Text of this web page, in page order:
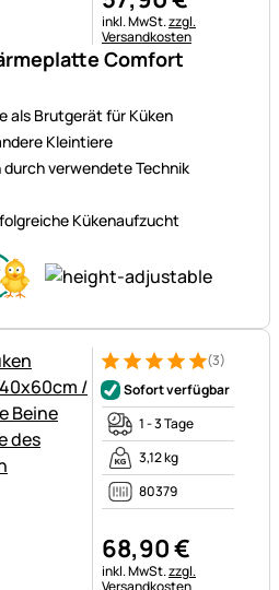
Comfort
als Brutgerät für Küken
Kleintiere
verwendete Technik
Kükenaufzucht
Steuerhinweis:
inkl. MwSt.zzgl.
Versandkosten
Bewertung: 5 von 5 (3
3 Bewertungen
(3)
Sofort verfügbar
1 - 3 Tage
3,12 kg
80379
68,90€
Steuerhinweis:
inkl. MwSt.zzgl.